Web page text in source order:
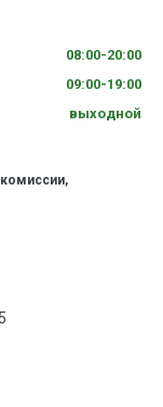
08:00-20:00
09:00-19:00
выходной